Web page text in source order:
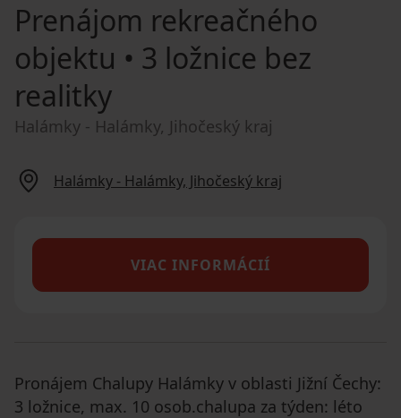
Prenájom rekreačného
objektu • 3 ložnice bez
realitky
Halámky - Halámky, Jihočeský kraj
Halámky - Halámky, Jihočeský kraj
VIAC INFORMÁCIÍ
Pronájem Chalupy Halámky v oblasti Jižní Čechy:
3 ložnice, max. 10 osob.chalupa za týden: léto